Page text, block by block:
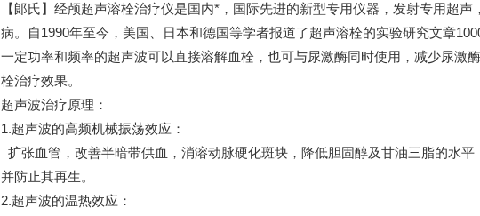
【郞氏】经颅超声溶栓治疗仪是国内*，国际先进的新型专用仪器，发射专用超声
病。自1990年至今，美国、日本和德国等学者报道了超声溶栓的实验研究文章
一定功率和频率的超声波可以直接溶解血栓，也可与尿激酶同时使用，减少尿激
栓治疗效果。
超声波治疗原理：
1.超声波的高频机械振荡效应：
扩张血管，改善半暗带供血，消溶动脉硬化斑块，降低胆固醇及甘油三脂的水平
并防止其再生。
2.超声波的温热效应：